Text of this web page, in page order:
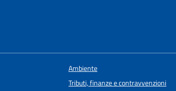
Ambiente
Tributi, finanze e contravvenzioni